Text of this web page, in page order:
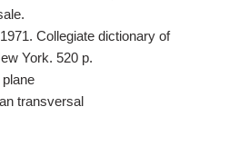
Collegiate dictionary of
York. 520 p.
transversal